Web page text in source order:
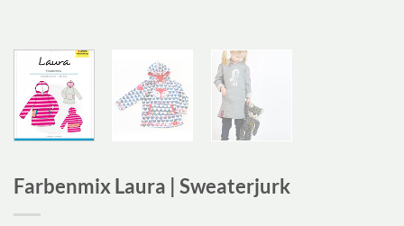
Farbenmix Laura | Sweaterjurk